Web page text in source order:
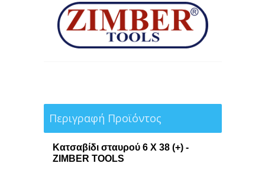
Περιγραφή Προϊόντος
Κατσαβίδι σταυρού 6 X 38 (+) -
ZIMBER TOOLS